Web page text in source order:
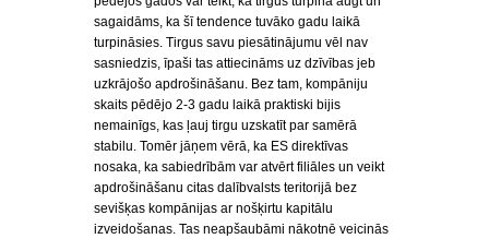
sagaidāms, ka šī tendence tuvāko gadu laikā
turpināsies. Tirgus savu piesātinājumu vēl nav
sasniedzis, īpaši tas attiecināms uz dzīvības jeb
uzkrājošo apdrošināšanu. Bez tam, kompāniju
skaits pēdējo 2-3 gadu laikā praktiski bijis
nemainīgs, kas ļauj tirgu uzskatīt par samērā
stabilu. Tomēr jāņem vērā, ka ES direktīvas
nosaka, ka sabiedrībām var atvērt filiāles un veikt
apdrošināšanu citas dalībvalsts teritorijā bez
sevišķas kompānijas ar nošķirtu kapitālu
izveidošanas. Tas neapšaubāmi nākotnē veicinās